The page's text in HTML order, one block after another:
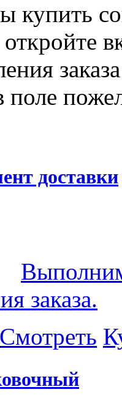
купить
доставки
заказа.
Смотреть